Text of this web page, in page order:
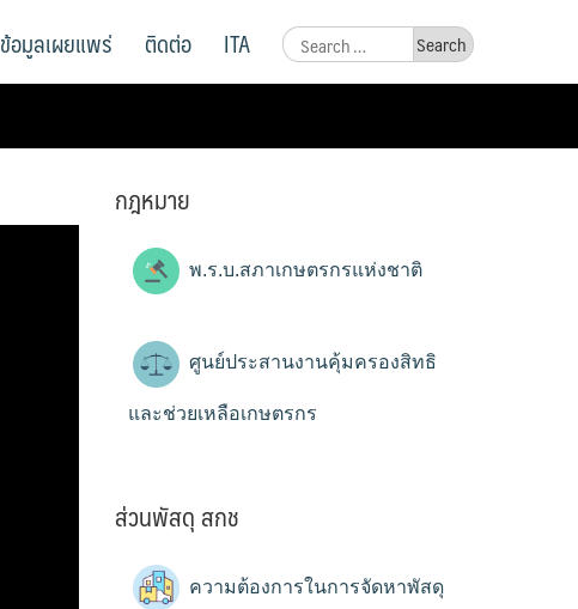
Search
for:
ข้อมูลเผยแพร่ ติดต่อ ITA
กฎหมาย
พ.ร.บ.สภาเกษตรกรแห่งชาติ
ศูนย์ประสานงานคุ้มครองสิทธิ
และช่วยเหลือเกษตรกร
ส่วนพัสดุ สกช
ความต้องการในการจัดหาพัสดุ